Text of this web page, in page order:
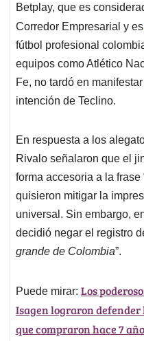
Betplay, que es
Corredor Empresarial y es
fútbol profesional
equipos como Atlético
Fe, no tardó en
intención de Teclino.
En respuesta a los
Rivalo señalaron que el
forma accesoria a la frase
quisieron mitigar la
universal. Sin embargo,
decidió negar el registro
grande de Colombia”.
Puede mirar: Los
Isagen lograron
que compraron hace 7